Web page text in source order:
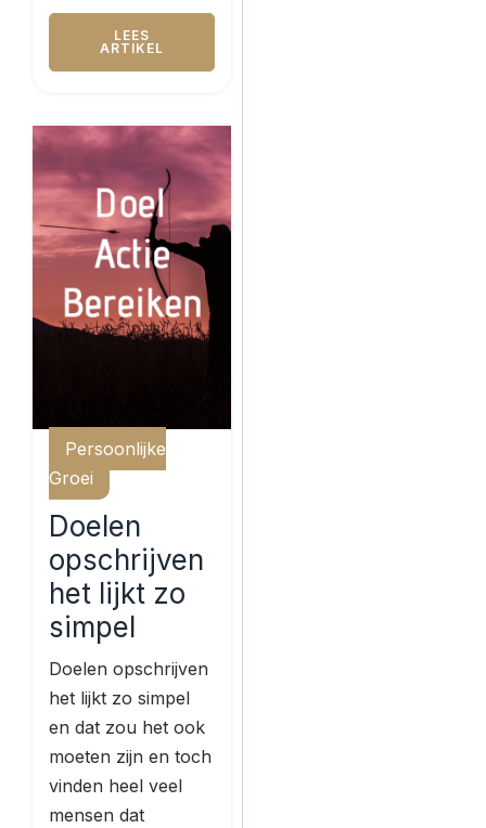
LEES
ARTIKEL
Persoonlijke
Groei
Doelen
opschrijven
het lijkt zo
simpel
Doelen opschrijven
het lijkt zo simpel
en dat zou het ook
moeten zijn en toch
vinden heel veel
mensen dat